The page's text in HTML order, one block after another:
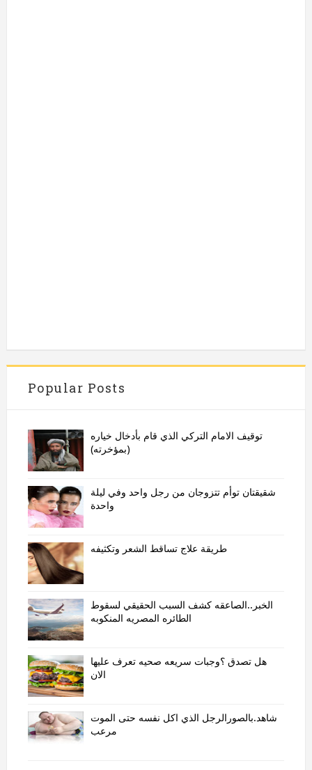
Popular Posts
توقيف الامام التركي الذي قام بأدخال خياره
(بمؤخرته)
شقيقتان توأم تتزوجان من رجل واحد وفي ليلة
واحدة
طريقة علاج تساقط الشعر وتكثيفه
الخبر..الصاعقه كشف السبب الحقيقي لسقوط
الطائره المصريه المنكوبه
هل تصدق ؟وجبات سريعه صحيه تعرف عليها
الان
شاهد.بالصورالرجل الذي اكل نفسه حتى الموت
مرعب